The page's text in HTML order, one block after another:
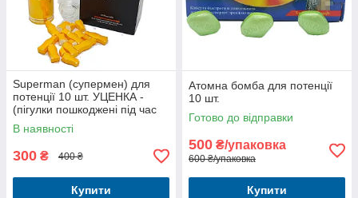
Superman (супермен) для
потенції 10 шт. УЦЕНКА -
(пігулки пошкоджені під час
доставляння)
В наявності
300 ₴ 400 ₴
Купити
Атомна бомба для потенції
10 шт.
Готово до відправки
500 ₴/упаковка
600 ₴/упаковка
Купити